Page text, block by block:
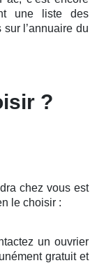
une liste des
l’annuaire du
?
chez vous est
le choisir :
un ouvrier
gratuit et